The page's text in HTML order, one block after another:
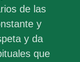
de las
y
y da
que